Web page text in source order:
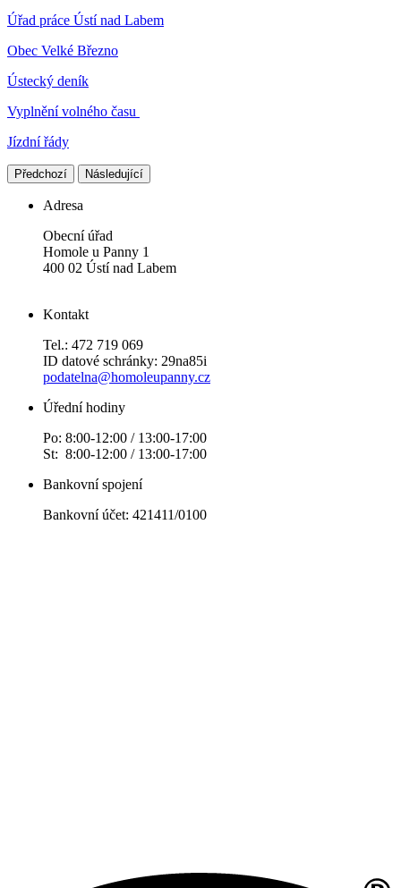
Úřad práce Ústí nad Labem
Obec Velké Březno
Ústecký deník
Vyplnění volného času
Jízdní řády
Předchozí Následující
Adresa
Obecní úřad
Homole u Panny 1
400 02 Ústí nad Labem
Kontakt
Tel.: 472 719 069
ID datové schránky: 29na85i
podatelna@homoleupanny.cz
Úřední hodiny
Po: 8:00-12:00 / 13:00-17:00
St: 8:00-12:00 / 13:00-17:00
Bankovní spojení
Bankovní účet: 421411/0100